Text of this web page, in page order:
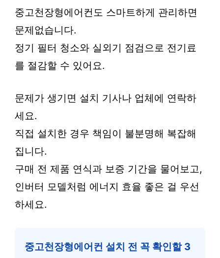
중고천장형에어컨도 스마트하게 관리하면
문제없습니다.
정기 필터 청소와 실외기 점검으로 전기료
를 절감할 수 있어요.
문제가 생기면 설치 기사나 업체에 연락하
세요.
직접 설치한 경우 책임이 불분명해 복잡해
집니다.
구매 전 제품 연식과 보증 기간을 물어보고,
인버터 모델처럼 에너지 효율 좋은 걸 우선
하세요.
중고천장형에어컨 설치 전 꼭 확인할 3